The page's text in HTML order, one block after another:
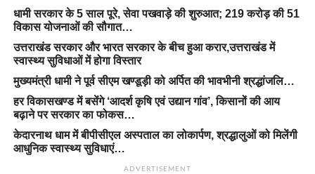
धामी सरकार के 5 साल पूरे, सेवा पखवाड़े की शुरुआत; 219 करोड़ की 51
विकास योजनाओं की सौगात…
उत्तराखंड सरकार और भारत सरकार के बीच हुआ करार,उत्तराखंड में
स्वास्थ्य सुविधाओं में होगा विस्तार
मुख्यमंत्री धामी ने पूर्व सीएम खण्डूड़ी को अर्पित की भावभीनी श्रद्धांजलि…
हर विकासखण्ड में बसेंगे ‘आदर्श कृषि एवं उद्यान गांव’, किसानों की आय
बढ़ाने पर सरकार का फोकस…
केदारनाथ धाम में बीपीसीएल अस्पताल का लोकार्पण, श्रद्धालुओं को मिलेंगी
आधुनिक स्वास्थ्य सुविधाएं…
ADVERTISEMENT